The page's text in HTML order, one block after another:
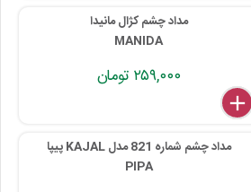
مداد چشم کژال مانیدا
MANIDA
۲۵۹,۰۰۰ تومان
delete
remove
add
مداد چشم شماره 821 مدل KAJAL پیپا
PIPA